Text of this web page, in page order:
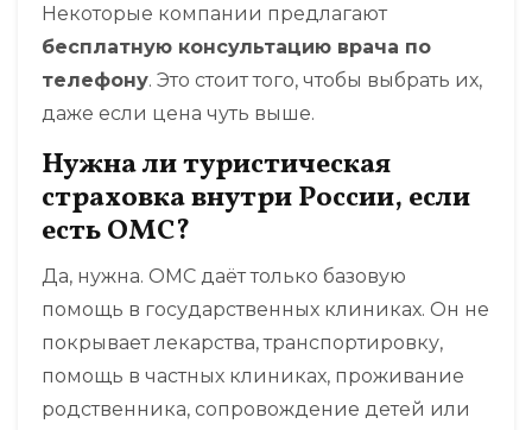
Некоторые компании предлагают
бесплатную консультацию врача по
телефону. Это стоит того, чтобы выбрать их,
даже если цена чуть выше.
Нужна ли туристическая
страховка внутри России, если
есть ОМС?
Да, нужна. ОМС даёт только базовую
помощь в государственных клиниках. Он не
покрывает лекарства, транспортировку,
помощь в частных клиниках, проживание
родственника, сопровождение детей или